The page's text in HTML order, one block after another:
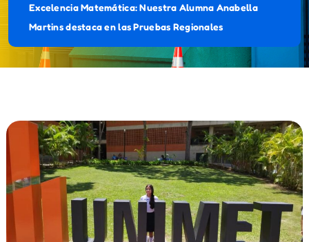
Excelencia Matemática: Nuestra Alumna Anabella
Martins destaca en las Pruebas Regionales